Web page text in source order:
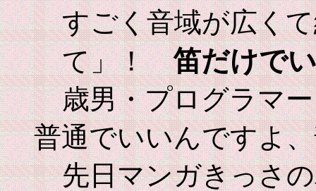
すごく音域が広く
て」！笛だけで
歳男・プログラマ
普通でいいんですよ
先日マンガきっさ